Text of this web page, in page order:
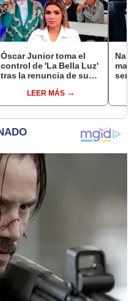
Óscar Junior toma el
control de 'La Bella Luz'
tras la renuncia de su
caso Naldy Saldaña
LEER MÁS